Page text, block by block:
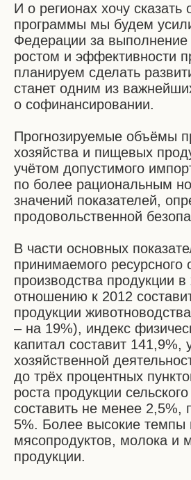
И о регионах хочу
программы мы будем
Федерации за выполнение
ростом и эффективности
планируем сделать
станет одним из
о софинансировании.
Прогнозируемые объёмы
хозяйства и пищевых
учётом допустимого
по более рациональным
значений показателей,
продовольственной
В части основных
принимаемого
производства продукции в
отношению к 2012
продукции
– на 19%), индекс
капитал составит
хозяйственной
до трёх процентных
роста продукции
составить не менее 2,5%,
5%. Более высокие
мясопродуктов, молока и
продукции.